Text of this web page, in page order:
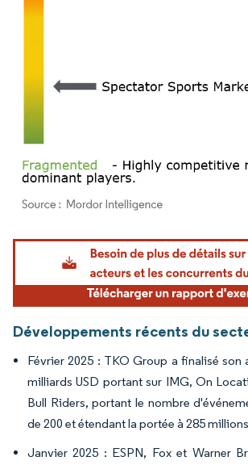
Image © Mordor Intelligence. La réutilisation nécessite
Développements récents du
Février 2025 : TKO Group a finalisé son
milliards USD portant sur IMG, On
Bull Riders, portant le nombre
de 200 et étendant la portée à 285
Janvier 2025 : ESPN, Fox et Warner